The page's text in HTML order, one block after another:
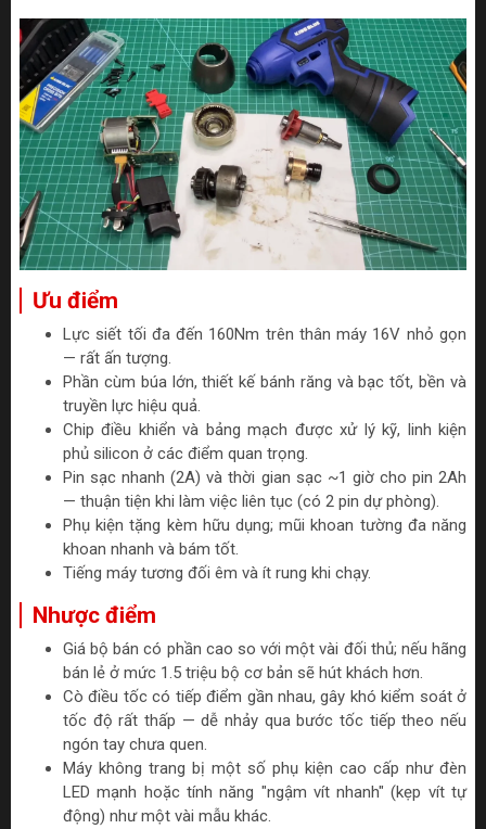
Ưu điểm
Lực siết tối đa đến 160Nm trên thân máy 16V nhỏ gọn
— rất ấn tượng.
Phần cùm búa lớn, thiết kế bánh răng và bạc tốt, bền và
truyền lực hiệu quả.
Chip điều khiển và bảng mạch được xử lý kỹ, linh kiện
phủ silicon ở các điểm quan trọng.
Pin sạc nhanh (2A) và thời gian sạc ~1 giờ cho pin 2Ah
— thuận tiện khi làm việc liên tục (có 2 pin dự phòng).
Phụ kiện tặng kèm hữu dụng; mũi khoan tường đa năng
khoan nhanh và bám tốt.
Tiếng máy tương đối êm và ít rung khi chạy.
Nhược điểm
Giá bộ bán có phần cao so với một vài đối thủ; nếu hãng
bán lẻ ở mức 1.5 triệu bộ cơ bản sẽ hút khách hơn.
Cò điều tốc có tiếp điểm gần nhau, gây khó kiểm soát ở
tốc độ rất thấp — dễ nhảy qua bước tốc tiếp theo nếu
ngón tay chưa quen.
Máy không trang bị một số phụ kiện cao cấp như đèn
LED mạnh hoặc tính năng "ngậm vít nhanh" (kẹp vít tự
động) như một vài mẫu khác.